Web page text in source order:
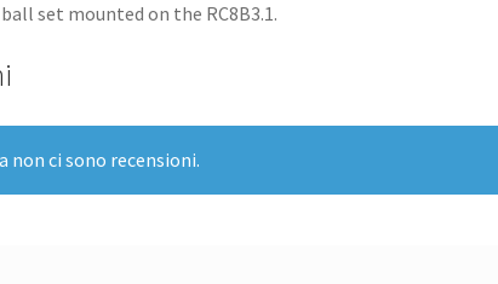
set mounted on the RC8B3.1.
non ci sono recensioni.